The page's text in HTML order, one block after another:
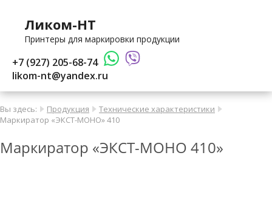
Ликом-НТ
Принтеры для маркировки продукции
+7 (927) 205-68-74
likom-nt@yandex.ru
Вы здесь: Продукция
Технические характеристики
Маркиратор «ЭКСТ-МОНО» 410
Маркиратор «ЭКСТ-МОНО 410»